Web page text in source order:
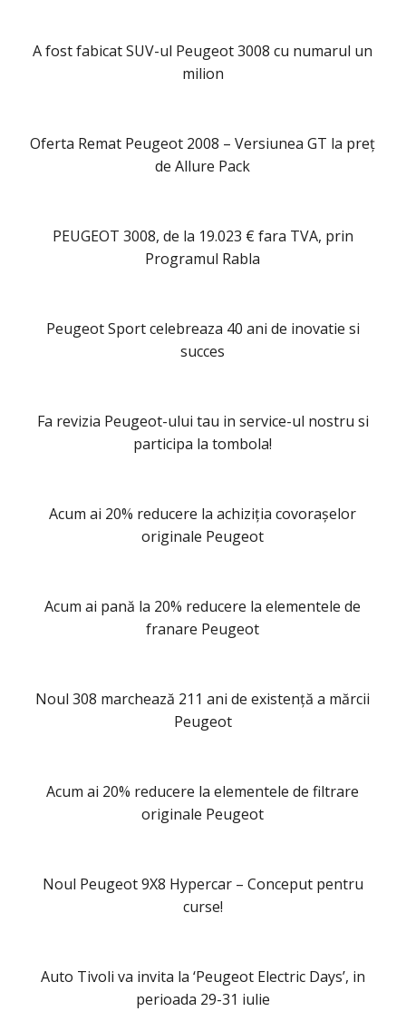
A fost fabicat SUV-ul Peugeot 3008 cu numarul un
milion
Oferta Remat Peugeot 2008 – Versiunea GT la preț
de Allure Pack
PEUGEOT 3008, de la 19.023 € fara TVA, prin
Programul Rabla
Peugeot Sport celebreaza 40 ani de inovatie si
succes
Fa revizia Peugeot-ului tau in service-ul nostru si
participa la tombola!
Acum ai 20% reducere la achiziția covorașelor
originale Peugeot
Acum ai pană la 20% reducere la elementele de
franare Peugeot
Noul 308 marchează 211 ani de existență a mărcii
Peugeot
Acum ai 20% reducere la elementele de filtrare
originale Peugeot
Noul Peugeot 9X8 Hypercar – Conceput pentru
curse!
Auto Tivoli va invita la ‘Peugeot Electric Days’, in
perioada 29-31 iulie